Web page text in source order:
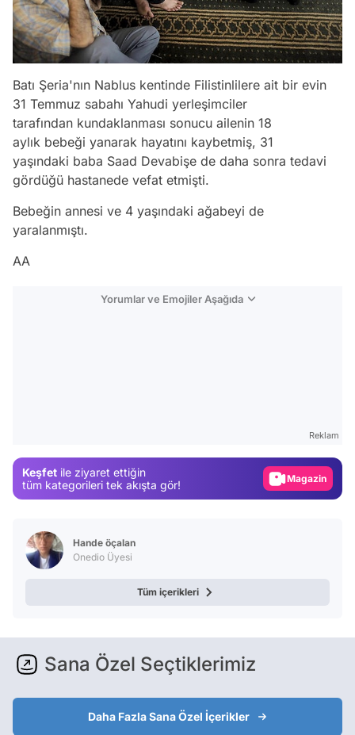
Batı Şeria'nın Nablus kentinde Filistinlilere ait bir evin
31 Temmuz sabahı Yahudi yerleşimciler
tarafından kundaklanması sonucu ailenin 18
aylık bebeği yanarak hayatını kaybetmiş, 31
yaşındaki baba Saad Devabişe de daha sonra tedavi
gördüğü hastanede vefat etmişti.
Bebeğin annesi ve 4 yaşındaki ağabeyi de
yaralanmıştı.
AA
Yorumlar ve Emojiler Aşağıda
Reklam
Keşfet ile ziyaret ettiğin
tüm kategorileri tek akışta gör!
Magazin
Hande öçalan
Onedio Üyesi
Tüm içerikleri
Sana Özel Seçtiklerimiz
Daha Fazla Sana Özel İçerikler